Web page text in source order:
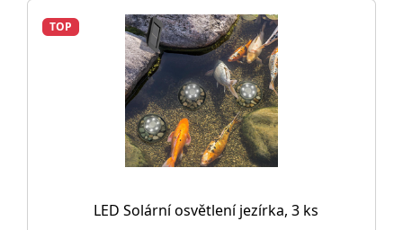
TOP
LED Solární osvětlení jezírka, 3 ks